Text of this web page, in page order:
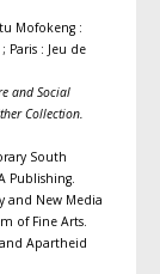
Mofokeng :
Paris : Jeu de
and Social
Collection.
South
Publishing.
and New Media
of Fine Arts.
Apartheid